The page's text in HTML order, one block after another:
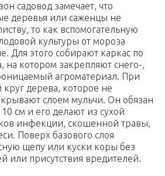
садовод замечает, что
деревья или саженцы не
то как вспомогательную
культуры от мороза
Для этого собирают каркас по
на котором закрепляют снего-,
агроматериал. При
дерева, которое не
слоем мульчи. Он обязан
10 см и его делают из сухой
инфекции, скошенной травы,
Поверх базового слоя
щепу или куски коры без
или присутствия вредителей.